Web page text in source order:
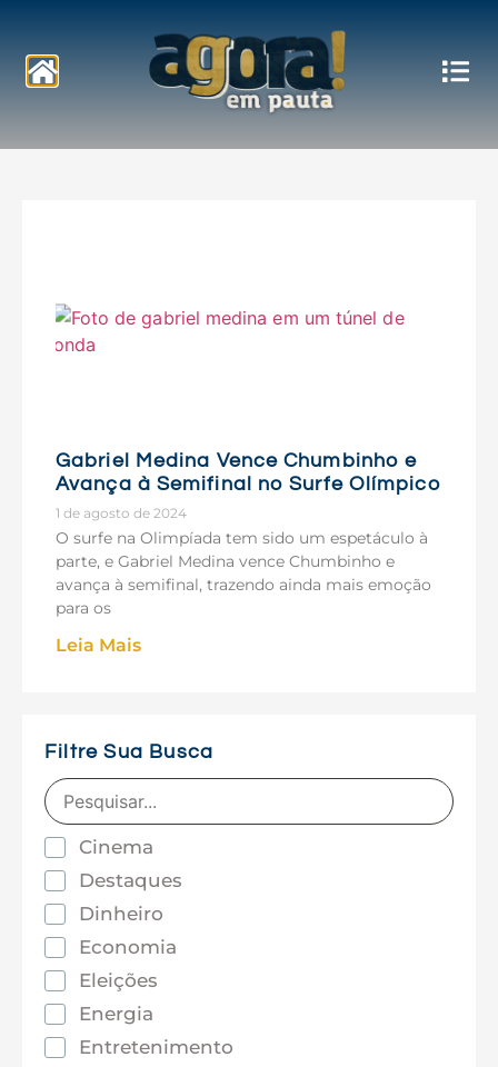
Notícias
Gabriel Medina Vence Chumbinho e
Avança à Semifinal no Surfe Olímpico
1 de agosto de 2024
O surfe na Olimpíada tem sido um espetáculo à
parte, e Gabriel Medina vence Chumbinho e
avança à semifinal, trazendo ainda mais emoção
para os
Leia Mais
Filtre Sua Busca
Cinema
Destaques
Dinheiro
Economia
Eleições
Energia
Entretenimento